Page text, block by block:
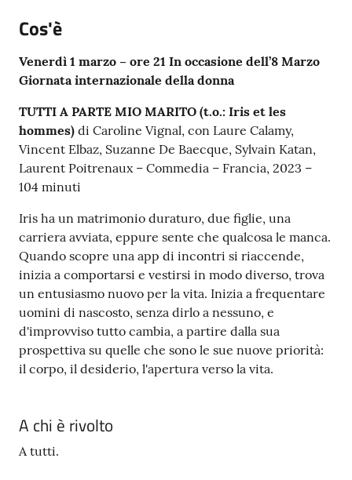
Cos'è
Venerdì 1 marzo – ore 21 In occasione dell’8 Marzo
Giornata internazionale della donna
TUTTI A PARTE MIO MARITO (t.o.: Iris et les
hommes) di Caroline Vignal, con Laure Calamy,
Vincent Elbaz, Suzanne De Baecque, Sylvain Katan,
Laurent Poitrenaux – Commedia – Francia, 2023 –
104 minuti
Iris ha un matrimonio duraturo, due figlie, una
carriera avviata, eppure sente che qualcosa le manca.
Quando scopre una app di incontri si riaccende,
inizia a comportarsi e vestirsi in modo diverso, trova
un entusiasmo nuovo per la vita. Inizia a frequentare
uomini di nascosto, senza dirlo a nessuno, e
d'improvviso tutto cambia, a partire dalla sua
prospettiva su quelle che sono le sue nuove priorità:
il corpo, il desiderio, l'apertura verso la vita.
A chi è rivolto
A tutti.